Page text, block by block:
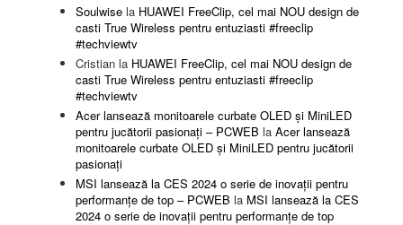
Soulwise la HUAWEI FreeClip, cel mai NOU design de
casti True Wireless pentru entuziasti #freeclip
#techviewtv
Cristian la HUAWEI FreeClip, cel mai NOU design de
casti True Wireless pentru entuziasti #freeclip
#techviewtv
Acer lansează monitoarele curbate OLED și MiniLED
pentru jucătorii pasionați – PCWEB la Acer lansează
monitoarele curbate OLED și MiniLED pentru jucătorii
pasionați
MSI lansează la CES 2024 o serie de inovații pentru
performanțe de top – PCWEB la MSI lansează la CES
2024 o serie de inovații pentru performanțe de top